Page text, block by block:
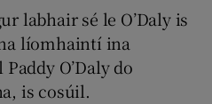
labhair sé le O’Daly is
líomhaintí ina
O’Daly do
is cosúil.